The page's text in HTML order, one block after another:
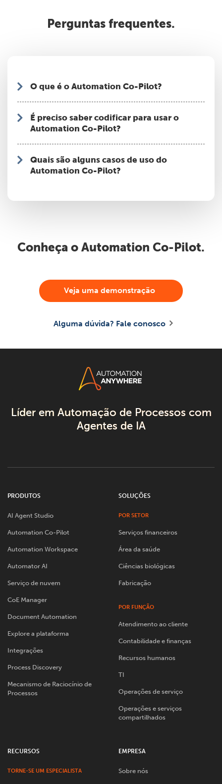
Perguntas frequentes.
O que é o Automation Co-Pilot?
É preciso saber codificar para usar o
Automation Co-Pilot?
Quais são alguns casos de uso do
Automation Co-Pilot?
Conheça o Automation Co-Pilot.
Veja uma demonstração
Alguma dúvida? Fale conosco
Líder em Automação de Processos com
Agentes de IA
PRODUTOS
AI Agent Studio
Automation Co-Pilot
Automation Workspace
Automator AI
Serviço de nuvem
CoE Manager
Document Automation
Explore a plataforma
Integrações
Process Discovery
Mecanismo de Raciocínio de
Processos
SOLUÇÕES
POR SETOR
Serviços financeiros
Área da saúde
Ciências biológicas
Fabricação
POR FUNÇÃO
Atendimento ao cliente
Contabilidade e finanças
Recursos humanos
TI
Operações de serviço
Operações e serviços
compartilhados
RECURSOS
TORNE-SE UM ESPECIALISTA
EMPRESA
Sobre nós